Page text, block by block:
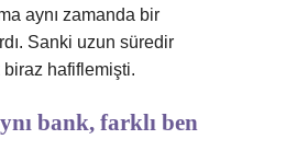
aynı zamanda bir
Sanki uzun süredir
biraz hafiflemişti.
bank, farklı ben